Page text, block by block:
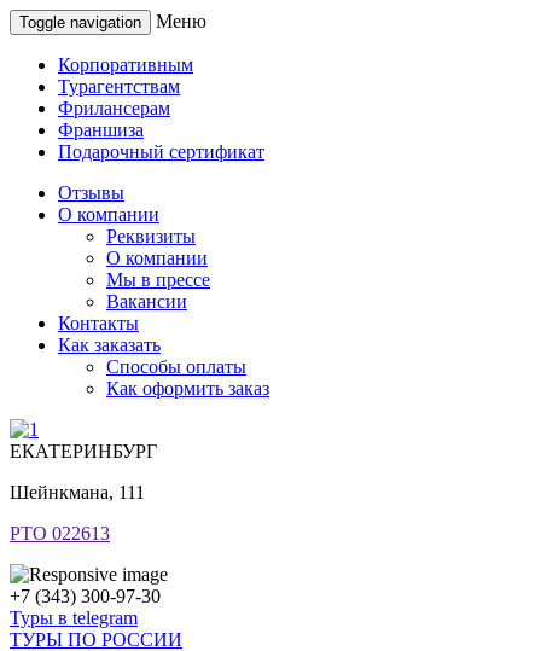
Toggle navigation Меню
Корпоративным
Турагентствам
Фрилансерам
Франшиза
Подарочный сертификат
Отзывы
О компании
Реквизиты
О компании
Мы в прессе
Вакансии
Контакты
Как заказать
Способы оплаты
Как оформить заказ
ЕКАТЕРИНБУРГ
Шейнкмана, 111
РТО 022613
+7 (343) 300-97-30
Туры в telegram
ТУРЫ ПО РОССИИ